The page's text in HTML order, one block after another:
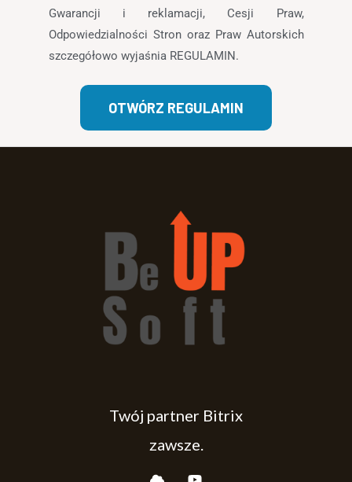
Gwarancji i reklamacji, Cesji Praw,
Odpowiedzialności Stron oraz Praw Autorskich
szczegółowo wyjaśnia REGULAMIN.
OTWÓRZ REGULAMIN
Twój partner Bitrix
zawsze.